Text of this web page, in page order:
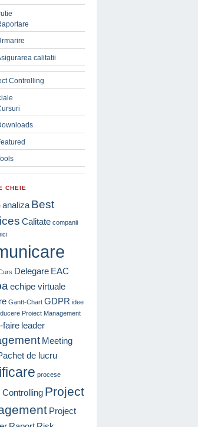
calitatii
Controlling
CHEIE
analiza Best
Calitate companii
Delegare EAC
echipe virtuale
Gantt-Chart GDPR idee
Proiect Management
faire leader
Meeting
de lucru
procese
Controlling Project
Project